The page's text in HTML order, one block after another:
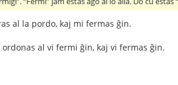
al la pordo, kaj mi fermas ĝin.
al vi fermi ĝin, kaj vi fermas ĝin.